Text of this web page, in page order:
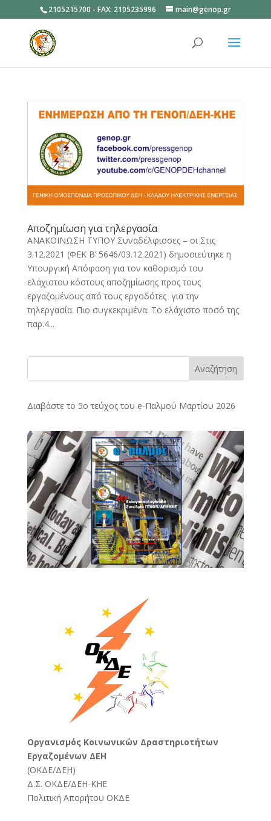
2105215700 - FAX: 2105235996 main@genop.gr
Αποζημίωση για τηλεργασία
ΑΝΑΚΟΙΝΩΣΗ ΤΥΠΟΥ Συναδέλφισσες – οι Στις
3.12.2021 (ΦΕΚ Β’ 5646/03.12.2021) δημοσιεύτηκε η
Υπουργική Απόφαση για τον καθορισμό του
ελάχιστου κόστους αποζημίωσης προς τους
εργαζομένους από τους εργοδότες για την
τηλεργασία. Πιο συγκεκριμένα: Το ελάχιστο ποσό της
παρ.4...
Αναζήτηση
Διαβάστε το 5ο τεύχος του e-Παλμού Μαρτίου 2026
Oργανισμός Κοινωνικών Δραστηριοτήτων
Εργαζομένων ΔΕΗ
(ΟΚΔΕ/ΔΕΗ)
Δ.Σ. ΟΚΔΕ/ΔΕΗ-ΚΗΕ
Πολιτική Απορήτου ΟΚΔΕ